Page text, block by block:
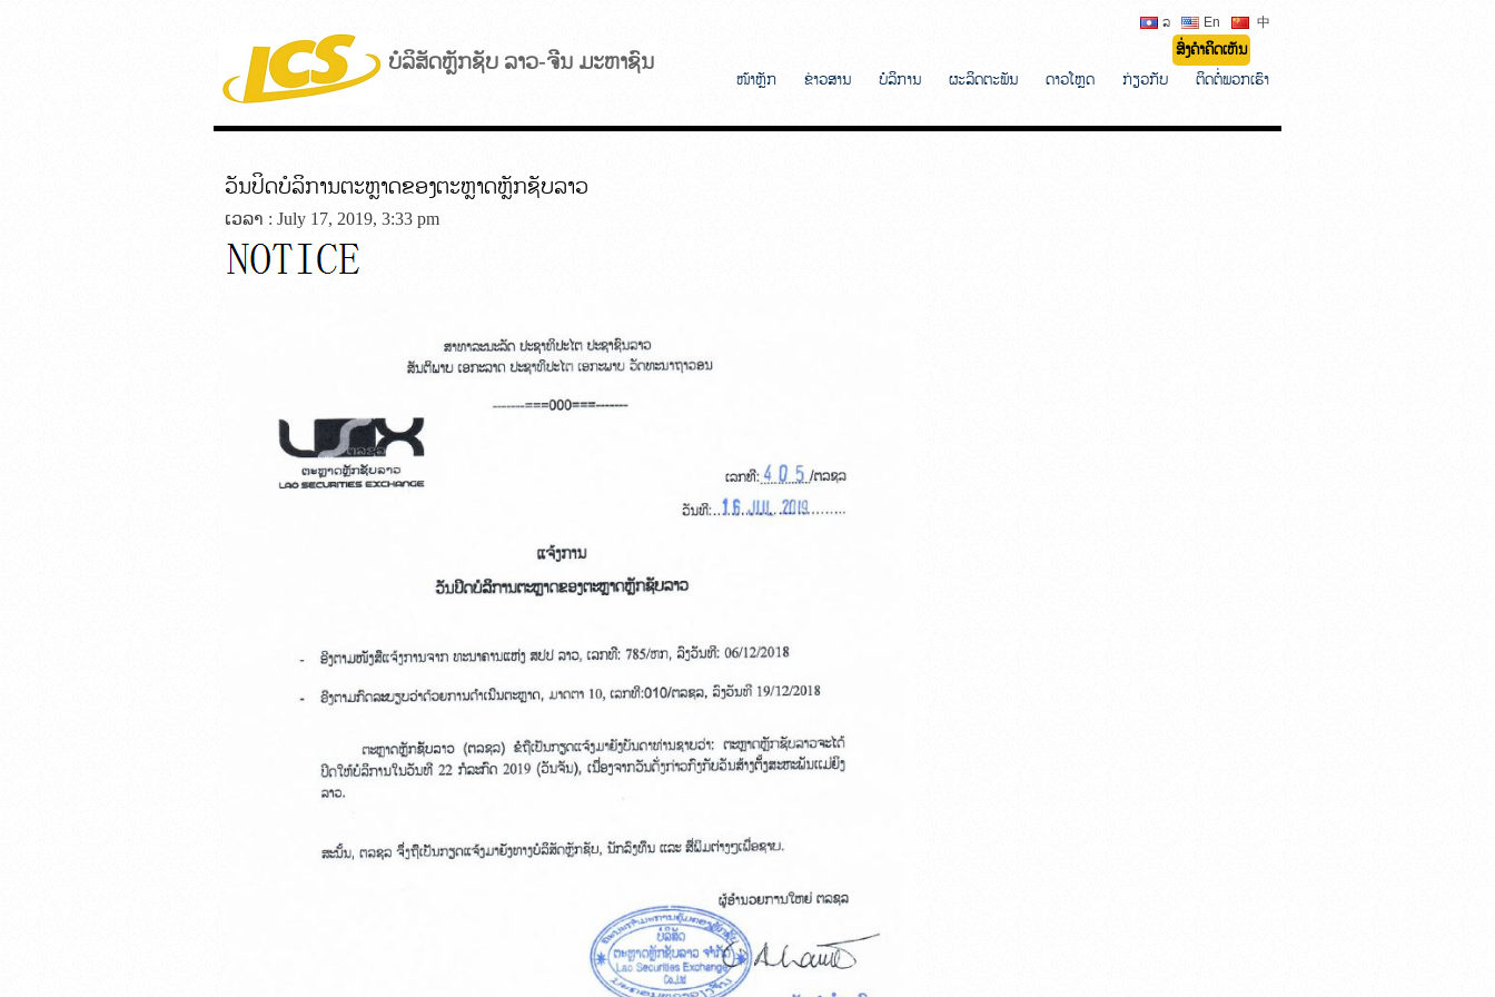
ບໍລິສັດຫຼັກຊັບ ລາວ-ຈີນ ມະຫາຊົນ
ລ En 中
ສົ່ງຄຳຄິດເຫັນ
ໜ້າຫຼັກ ຂ່າວສານ ບໍລິການ ຜະລິດຕະພັນ ດາວໂຫຼດ ກ່ຽວກັບ ຕິດຕໍ່ພວກເຮົາ
ວັນປິດບໍລິການຕະຫຼາດຂອງຕະຫຼາດຫຼັກຊັບລາວ
ເວລາ : July 17, 2019, 3:33 pm